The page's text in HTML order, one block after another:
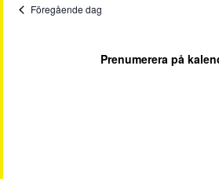
Föregående dag
Prenumerera på